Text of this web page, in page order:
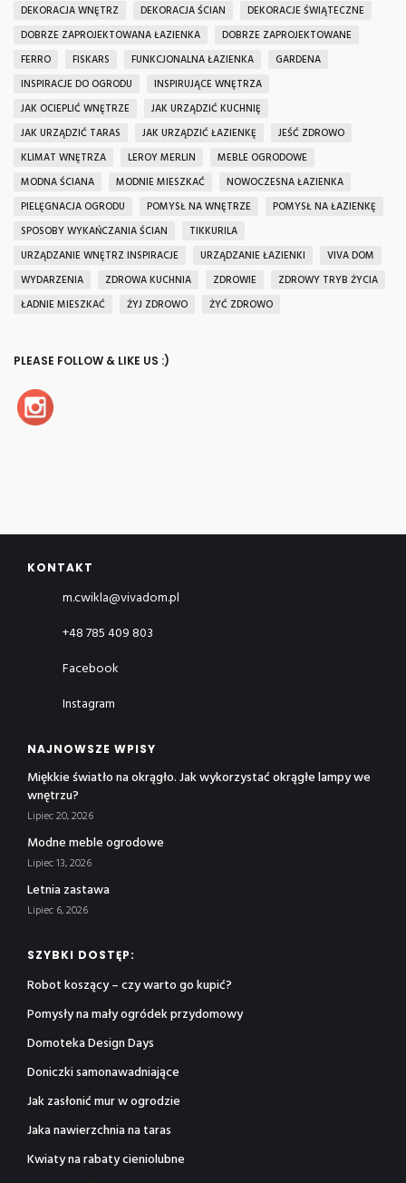
DEKORACJA WNĘTRZ
DEKORACJA ŚCIAN
DEKORACJE ŚWIĄTECZNE
DOBRZE ZAPROJEKTOWANA ŁAZIENKA
DOBRZE ZAPROJEKTOWANE
FERRO
FISKARS FUNKCJONALNA ŁAZIENKA
GARDENA
INSPIRACJE DO OGRODU
INSPIRUJĄCE WNĘTRZA
JAK OCIEPLIĆ WNĘTRZE
JAK URZĄDZIĆ KUCHNIĘ
JAK URZĄDZIĆ TARAS
JAK URZĄDZIĆ ŁAZIENKĘ
JEŚĆ ZDROWO
KLIMAT WNĘTRZA
LEROY MERLIN
MEBLE OGRODOWE
MODNA ŚCIANA
MODNIE MIESZKAĆ
NOWOCZESNA ŁAZIENKA
PIELĘGNACJA OGRODU
POMYSŁ NA WNĘTRZE
POMYSŁ NA ŁAZIENKĘ
SPOSOBY WYKAŃCZANIA ŚCIAN
TIKKURILA
URZĄDZANIE WNĘTRZ INSPIRACJE
URZĄDZANIE ŁAZIENKI
VIVA DOM
WYDARZENIA
ZDROWA KUCHNIA ZDROWIE
ZDROWY TRYB ŻYCIA
ŁADNIE MIESZKAĆ
ŻYJ ZDROWO ŻYĆ ZDROWO
PLEASE FOLLOW & LIKE US :)
KONTAKT
m.cwikla@vivadom.pl
+48 785 409 803
Facebook
Instagram
NAJNOWSZE WPISY
Miękkie światło na okrągło. Jak wykorzystać okrągłe lampy we
wnętrzu?
Lipiec 20, 2026
Modne meble ogrodowe
Lipiec 13, 2026
Letnia zastawa
Lipiec 6, 2026
SZYBKI DOSTĘP:
Robot koszący – czy warto go kupić?
Pomysły na mały ogródek przydomowy
Domoteka Design Days
Doniczki samonawadniające
Jak zasłonić mur w ogrodzie
Jaka nawierzchnia na taras
Kwiaty na rabaty cieniolubne